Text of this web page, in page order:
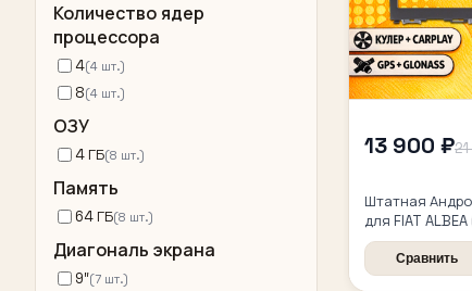
Количество ядер
процессора
4(4 шт.)
8(4 шт.)
ОЗУ
4 ГБ(8 шт.)
Память
64 ГБ(8 шт.)
Диагональ экрана
9″(7 шт.)
13 900 ₽
Штатная
для FIAT
4/64гб, DSP,
CarPlay и
ГЛОНАСС
Сравнить